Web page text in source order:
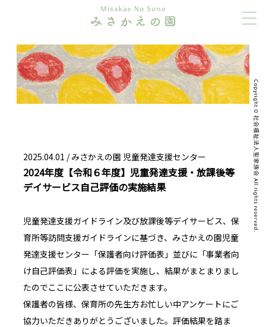
2025.04.01 / みさかえの園 児童発達支援センター
2024年度【令和６年度】児童発達支援・放課後等
デイサービス自己評価の実施結果
児童発達支援ガイドライン及び放課後等デイサービス、保
育所等訪問支援ガイドラインに基づき、みさかえの園児童
発達支援センター「保護者向け評価表」並びに「事業者向
け自己評価表」による評価を実施し、結果がまとまりまし
たのでここに公表させていただきます。
保護者の皆様、保育所の先生方お忙しい中アンケートにご
協力いただきありがとうございました。評価結果を踏ま